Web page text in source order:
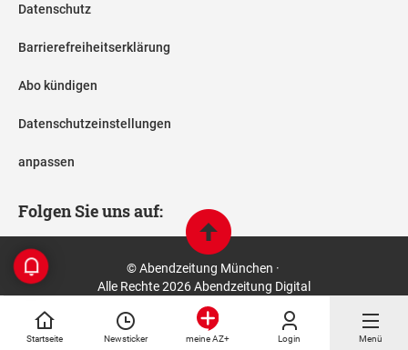
Startseite Newsticker meine AZ+ Login Menü
Datenschutz
Barrierefreiheitserklärung
Abo kündigen
Datenschutzeinstellungen
anpassen
Folgen Sie uns auf:
© Abendzeitung München ·
Alle Rechte 2026 Abendzeitung Digital